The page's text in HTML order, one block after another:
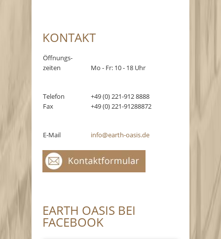
KONTAKT
Öffnungs-
zeiten
Mo - Fr: 10 - 18 Uhr
Telefon
+49 (0) 221-912 8888
Fax
+49 (0) 221-91288872
E-Mail info@earth-oasis.de
EARTH OASIS BEI
FACEBOOK